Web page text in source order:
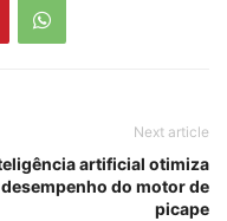
Next article
artificial otimiza
desempenho do motor de
picape